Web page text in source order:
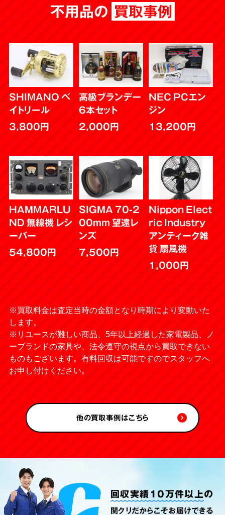
チャッカマン
ぬいぐるみ ビデオテープ
人形 CD・DVD
タブレット
布団 液晶テレビ
物干し竿 冷蔵庫
タンス ビーズクッション
ダンボール 大型家具
電子レンジ 扇風機
木材 学習机・勉強机
ベッド 自転車
不用品の 買取事例
SHIMANO ベ
イトリール
3,800円
高級ブランデー
6本セット
2,000円
NEC PCエン
ジン
13,200円
HAMMARLU
ND 無線機 レシ
ーバー
54,800円
SIGMA 70-2
00mm 望遠レ
ンズ
7,500円
Nippon Elect
ric Industry
アンティーク雑
貨 扇風機
1,000円
※買取料金は査定当時の金額となり時期により変動いた
します。
※リユースが難しい商品、5年以上経過した家電製品、ノ
ーブランドの家具や、法令遵守の視点から買取できない
ものもございます。有料回収は可能ですのでスタッフへ
お申し付けください。
他の買取事例はこちら
回収実績10万件以上の
関クリだからこそお届けできる